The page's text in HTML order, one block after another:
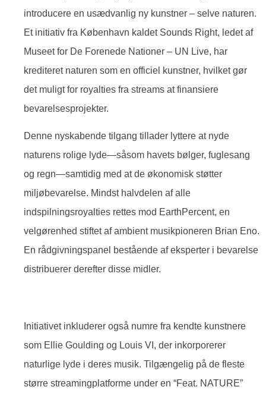
introducere en usædvanlig ny kunstner – selve naturen.
Et initiativ fra København kaldet Sounds Right, ledet af
Museet for De Forenede Nationer – UN Live, har
krediteret naturen som en officiel kunstner, hvilket gør
det muligt for royalties fra streams at finansiere
bevarelsesprojekter.
Denne nyskabende tilgang tillader lyttere at nyde
naturens rolige lyde—såsom havets bølger, fuglesang
og regn—samtidig med at de økonomisk støtter
miljøbevarelse. Mindst halvdelen af alle
indspilningsroyalties rettes mod EarthPercent, en
velgørenhed stiftet af ambient musikpioneren Brian Eno.
En rådgivningspanel bestående af eksperter i bevarelse
distribuerer derefter disse midler.
Initiativet inkluderer også numre fra kendte kunstnere
som Ellie Goulding og Louis VI, der inkorporerer
naturlige lyde i deres musik. Tilgængelig på de fleste
større streamingplatforme under en “Feat. NATURE”